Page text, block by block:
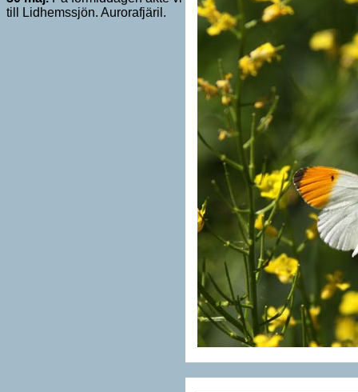
till Lidhemssjön. Aurorafjäril.